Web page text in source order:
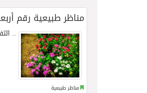
مناظر طبيعية رقم
..
مناظر طبيعية